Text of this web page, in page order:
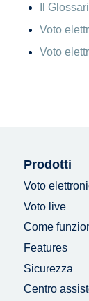
Il
Voto
Voto
Prodotti
Voto
Voto live
Come
Features
Sicurezza
Centro